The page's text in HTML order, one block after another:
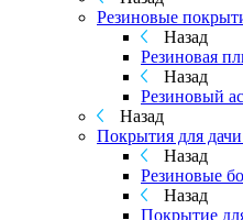
Резиновые
Назад
Резиновая
Назад
Резиновый
Назад
Покрытия для дачи
Назад
Резиновые
Назад
Покрытие